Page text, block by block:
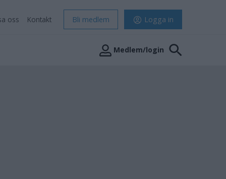
oss Kontakt Bli medlem Logga in
Medlem/login